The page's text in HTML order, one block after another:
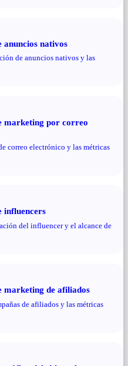
anuncios nativos
de anuncios nativos y las
marketing por correo
correo electrónico y las métricas
influencers
del influencer y el alcance de
marketing de afiliados
de afiliados y las métricas